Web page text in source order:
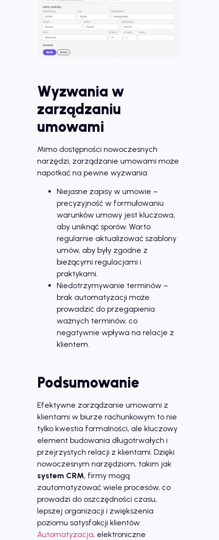
Wyzwania w
zarządzaniu
umowami
Mimo dostępności nowoczesnych
narzędzi, zarządzanie umowami może
napotkać na pewne wyzwania:
Niejasne zapisy w umowie –
precyzyjność w formułowaniu
warunków umowy jest kluczowa,
aby uniknąć sporów. Warto
regularnie aktualizować szablony
umów, aby były zgodne z
bieżącymi regulacjami i
praktykami.
Niedotrzymywanie terminów –
brak automatyzacji może
prowadzić do przegapienia
ważnych terminów, co
negatywnie wpływa na relacje z
klientem.
Podsumowanie
Efektywne zarządzanie umowami z
klientami w biurze rachunkowym to nie
tylko kwestia formalności, ale kluczowy
element budowania długotrwałych i
przejrzystych relacji z klientami. Dzięki
nowoczesnym narzędziom, takim jak
system CRM, firmy mogą
zautomatyzować wiele procesów, co
prowadzi do oszczędności czasu,
lepszej organizacji i zwiększenia
poziomu satysfakcji klientów.
Automatyzacja, elektroniczne